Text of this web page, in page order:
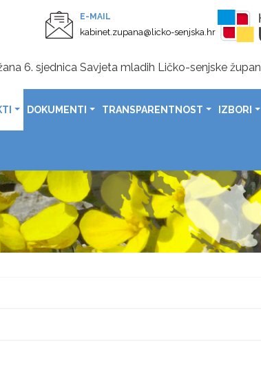
E-MAIL
kabinet.zupana@licko-senjska.hr
6. sjednica Savjeta mladih Ličko-senjske
otvoreno obnovljeno Spomen-područje za
župana Ernesta Petryja povodom Dana pobjede i domovinske zahvalnosti, Dana
župana Ernesta Petryja povodom Dana općine
DOKUMENTI TRANSPARENTNOST IZBORI